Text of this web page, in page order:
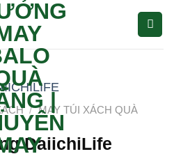
/ MAY TÚI XÁCH QUÀ
DaiichiLife